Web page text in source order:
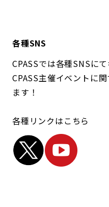
各種SNS
CPASSでは各種SNSに
CPASS主催イベントに
ます！
各種リンクはこちら